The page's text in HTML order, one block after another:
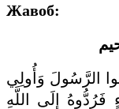
Жавоб:
الرَّسُولَ وَأُولِي
إِلَى اللَّهِ